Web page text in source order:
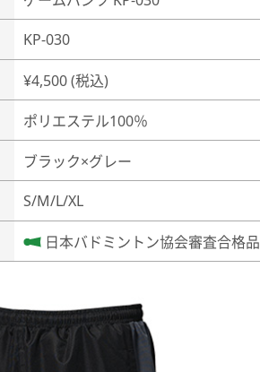
KP-030
¥4,500 (税込)
ポリエステル100％
ブラック×グレー
S/M/L/XL
日本バドミントン協会審査合格品